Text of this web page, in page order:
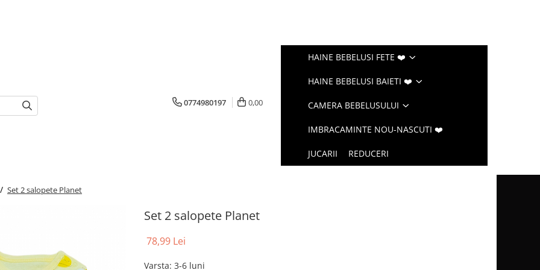
0774980197 0,00
HAINE BEBELUSI FETE ❤️
HAINE BEBELUSI BAIETI ❤️
CAMERA BEBELUSULUI
IMBRACAMINTE NOU-NASCUTI ❤️
JUCARII REDUCERI
Set 2 salopete Planet
Set 2 salopete Planet
78,99 Lei
Varsta: 3-6 luni